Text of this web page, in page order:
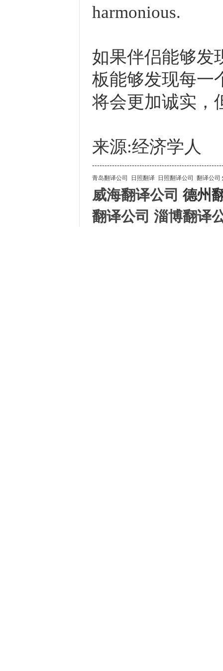
harmonious.
如果伴侣能够发
板能够发现每一
将会更加诚实，
来源:经济学人
青岛翻译公司 日照翻译 日照翻译公司 翻译公司
威海翻译公司 德州
翻译公司 淄博翻译